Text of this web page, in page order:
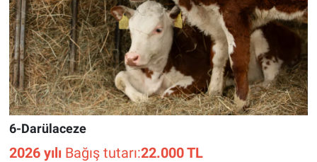
6-Darülaceze
2026 yılı Bağış tutarı:22.000 TL